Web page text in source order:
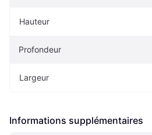
Hauteur
Profondeur
Largeur
Informations supplémentaires